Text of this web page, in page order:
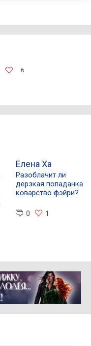
6
Елена Ха
Разоблачит ли
дерзкая попаданка
коварство фэйри?
0 1